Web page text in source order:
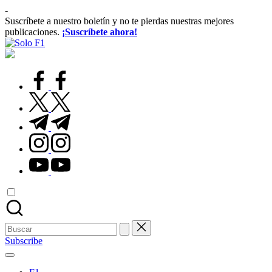
Saltar
al
contenido
-
Suscríbete a nuestro boletín y no te pierdas nuestras mejores
publicaciones. ¡Suscríbete ahora!
Para
facebook.com
twitter.com
t.me
instagram.com
youtube.com
Buscar:
Subscribe